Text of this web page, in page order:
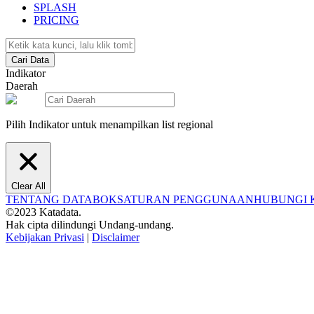
SPLASH
PRICING
Cari Data
Indikator
Daerah
Pilih Indikator untuk menampilkan list regional
Clear All
TENTANG DATABOKSATURAN PENGGUNAANHUBUNGI
©2023 Katadata.
Hak cipta dilindungi Undang-undang.
Kebijakan Privasi | Disclaimer